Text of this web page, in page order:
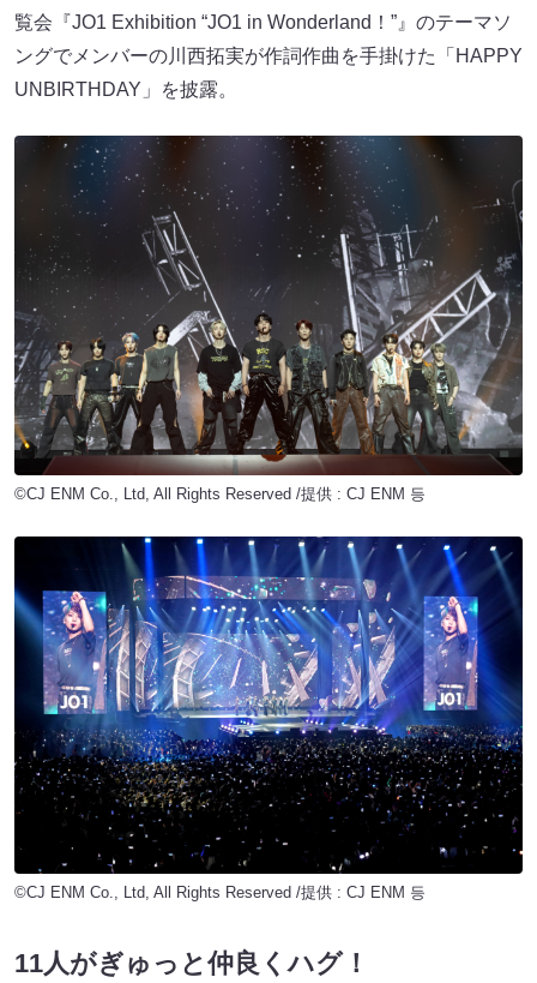
覧会『JO1 Exhibition “JO1 in Wonderland！”』のテーマソ
ングでメンバーの川西拓実が作詞作曲を手掛けた「HAPPY
UNBIRTHDAY」を披露。
©CJ ENM Co., Ltd, All Rights Reserved /提供 : CJ ENM 등
©CJ ENM Co., Ltd, All Rights Reserved /提供 : CJ ENM 등
11人がぎゅっと仲良くハグ！